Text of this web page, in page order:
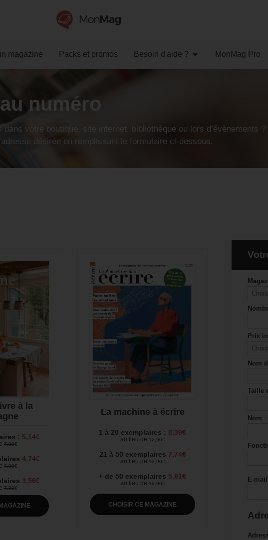
magazine Packs et promos Besoin d'aide ? MonMag Pro
numéro
votre boutique, site internet, bibliothèque ou lors d’évènements ?
désirée en remplissant le formulaire ci-dessous.
à la
: 5,14€
7,90€
4,74€
7,90€
3,56€
7,90€
La machine à écrire
1 à 20 exemplaires : 8,39€
au lieu de 12,90€
21 à 50 exemplaires 7,74€
au lieu de 12,90€
+ de 50 exemplaires 5,81€
au lieu de 12,90€
Prix
Nom
Taille
Nom
E-mail